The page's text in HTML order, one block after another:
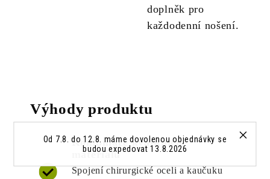
Od 7.8. do 12.8. máme dovolenou objednávky se
budou expedovat 13.8.2026
doplněk pro
každodenní nošení.
Výhody produktu
Kombinace kvalitních
materiálů
Spojení chirurgické oceli a kaučuku